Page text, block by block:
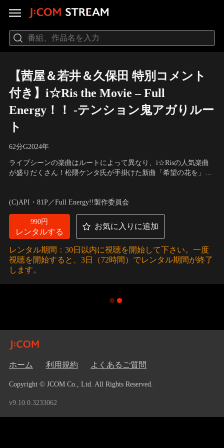
【茜屋＆若井＆久保田 特別コメント
付き】i☆Ris the Movie – Full
Energy！！ -テンション鬼アガりルー
ト
62分G2024年
ライブシーンの楽曲はルートによって異なり、i☆Risの人気楽曲
が盛りだくさん！松隈ケンタ氏が手掛けた新曲「希望の花を」
(C)API・81P／Full Energy!!製作委員会
990円
レンタルする
お気に入りに追加
レンタル期間：30日以内に視聴を開始して下さい。一度
視聴を開始すると、3日（72時間）でレンタル期間が終了
します。
ホーム 利用規約 よくあるご質問
Copyright © JCOM Co., Ltd. All Rights Reserved.
v9.10.0.3233062